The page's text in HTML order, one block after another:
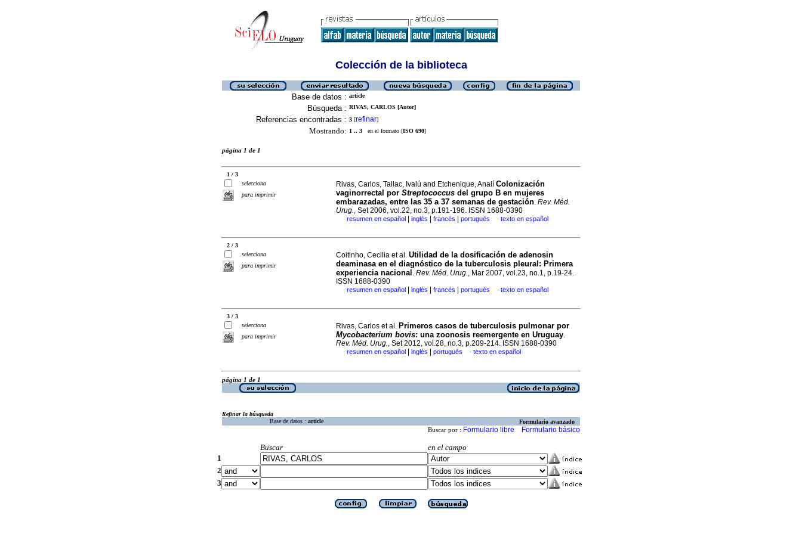
Colección de la biblioteca
Base de datos : article
Búsqueda : RIVAS, CARLOS [Autor]
Referencias encontradas : 3 [refinar]
Mostrando: 1 .. 3 en el formato [ISO 690]
página 1 de 1
1 / 3
selecciona
para imprimir
Rivas, Carlos, Tallac, Ivalú and Etchenique, Analí Colonización
vaginorrectal por Streptococcus del grupo B en mujeres
embarazadas, entre las 35 a 37 semanas de gestación. Rev. Méd.
Urug., Set 2006, vol.22, no.3, p.191-196. ISSN 1688-0390
· resumen en español inglés francés portugués · texto en español
2 / 3
selecciona
para imprimir
Coitinho, Cecilia et al. Utilidad de la dosificación de adenosin
deaminasa en el diagnóstico de la tuberculosis pleural : Primera
experiencia nacional . Rev. Méd. Urug., Mar 2007, vol.23, no.1, p.19-24.
ISSN 1688-0390
· resumen en español inglés francés portugués · texto en español
3 / 3
selecciona
para imprimir
Rivas, Carlos et al. Primeros casos de tuberculosis pulmonar por
Mycobacterium bovis: una zoonosis reemergente en Uruguay.
Rev. Méd. Urug., Set 2012, vol.28, no.3, p.209-214. ISSN 1688-0390
· resumen en español inglés portugués · texto en español
página 1 de 1
Refinar la búsqueda
Base de datos : article Formulario avanzado
Buscar por : Formulario libre Formulario básico
Buscar
en el campo
1
2
3